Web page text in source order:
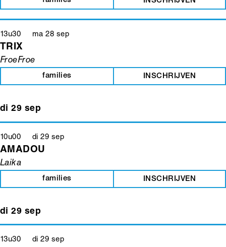
13u30 ma 28 sep
TRIX
FroeFroe
families INSCHRIJVEN
di 29 sep
10u00 di 29 sep
AMADOU
Laika
families INSCHRIJVEN
di 29 sep
13u30 di 29 sep